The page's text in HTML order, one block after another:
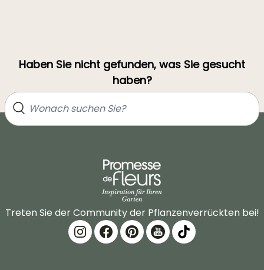
Haben Sie nicht gefunden, was Sie gesucht
haben?
Treten Sie der Community der Pflanzenverrückten bei!